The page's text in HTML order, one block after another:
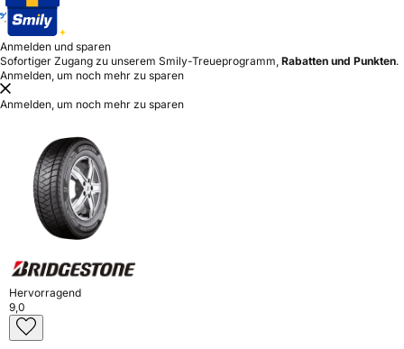
Anmelden und sparen
Sofortiger Zugang zu unserem Smily-Treueprogramm, Rabatten und Punkten.
Anmelden, um noch mehr zu sparen
Anmelden, um noch mehr zu sparen
Hervorragend
9,0